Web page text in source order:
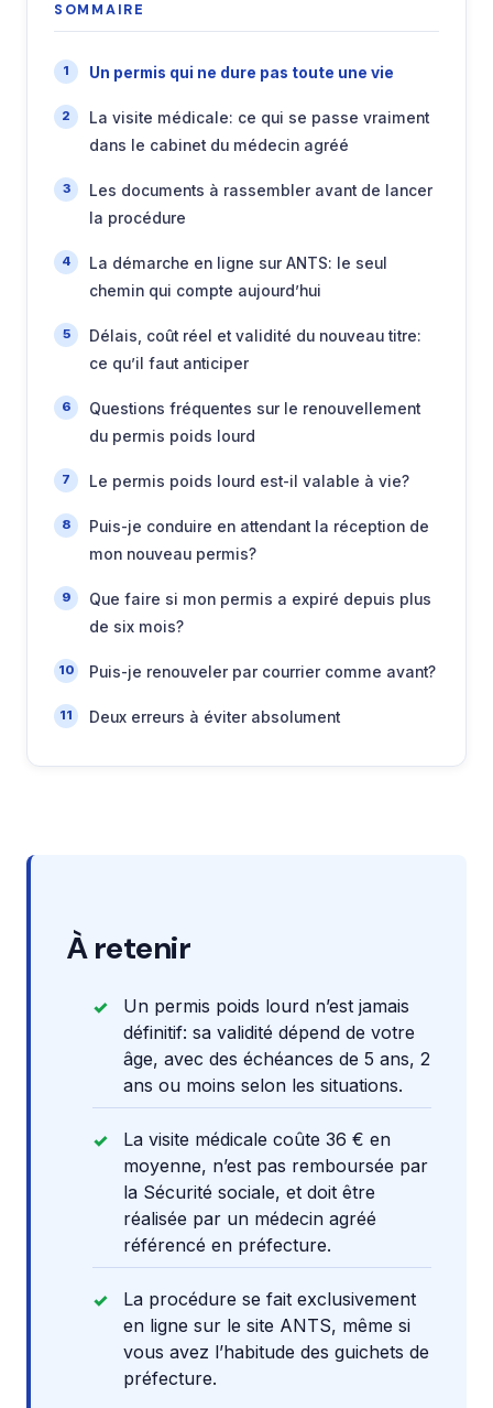
SOMMAIRE
Un permis qui ne dure pas toute une vie
La visite médicale: ce qui se passe vraiment
dans le cabinet du médecin agréé
Les documents à rassembler avant de lancer
la procédure
La démarche en ligne sur ANTS: le seul
chemin qui compte aujourd’hui
Délais, coût réel et validité du nouveau titre:
ce qu’il faut anticiper
Questions fréquentes sur le renouvellement
du permis poids lourd
Le permis poids lourd est-il valable à vie?
Puis-je conduire en attendant la réception de
mon nouveau permis?
Que faire si mon permis a expiré depuis plus
de six mois?
Puis-je renouveler par courrier comme avant?
Deux erreurs à éviter absolument
À retenir
Un permis poids lourd n’est jamais
définitif: sa validité dépend de votre
âge, avec des échéances de 5 ans, 2
ans ou moins selon les situations.
La visite médicale coûte 36 € en
moyenne, n’est pas remboursée par
la Sécurité sociale, et doit être
réalisée par un médecin agréé
référencé en préfecture.
La procédure se fait exclusivement
en ligne sur le site ANTS, même si
vous avez l’habitude des guichets de
préfecture.